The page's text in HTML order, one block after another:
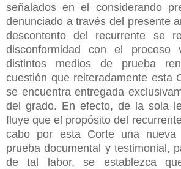
señalados en el considerando
denunciado a través del presente
descontento del recurrente se
disconformidad con el proceso
distintos medios de prueba
cuestión que reiteradamente esta
se encuentra entregada
del grado. En efecto, de la sola
fluye que el propósito del
cabo por esta Corte una nueva
prueba documental y testimonial,
de tal labor, se establezca